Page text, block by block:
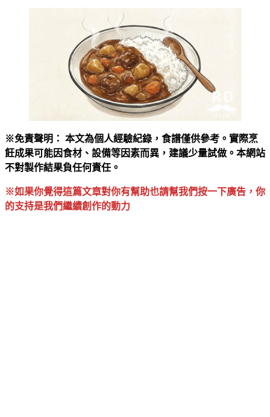
※免責聲明： 本文為個人經驗紀錄，食譜僅供參考。實際烹
飪成果可能因食材、設備等因素而異，建議少量試做。本網站
不對製作結果負任何責任。
※如果你覺得這篇文章對你有幫助也請幫我們按一下廣告，你
的支持是我們繼續創作的動力